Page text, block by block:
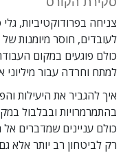
צניחה בפרודוקטיביות,
לעובדים, חוסר מיומנות
כולם פוגעים במקום
למתח וחרדה עבור מיליוני
איך להגביר את היעילות
בהתמרמרויות ובבלבול
כולם עניינים שמדברים
רק לביטחון רב יותר אלא